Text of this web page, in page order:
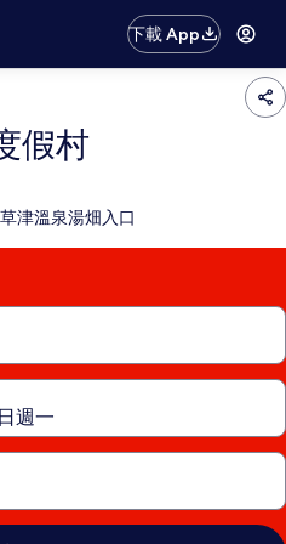
下載 App
假村
津溫泉湯畑入口